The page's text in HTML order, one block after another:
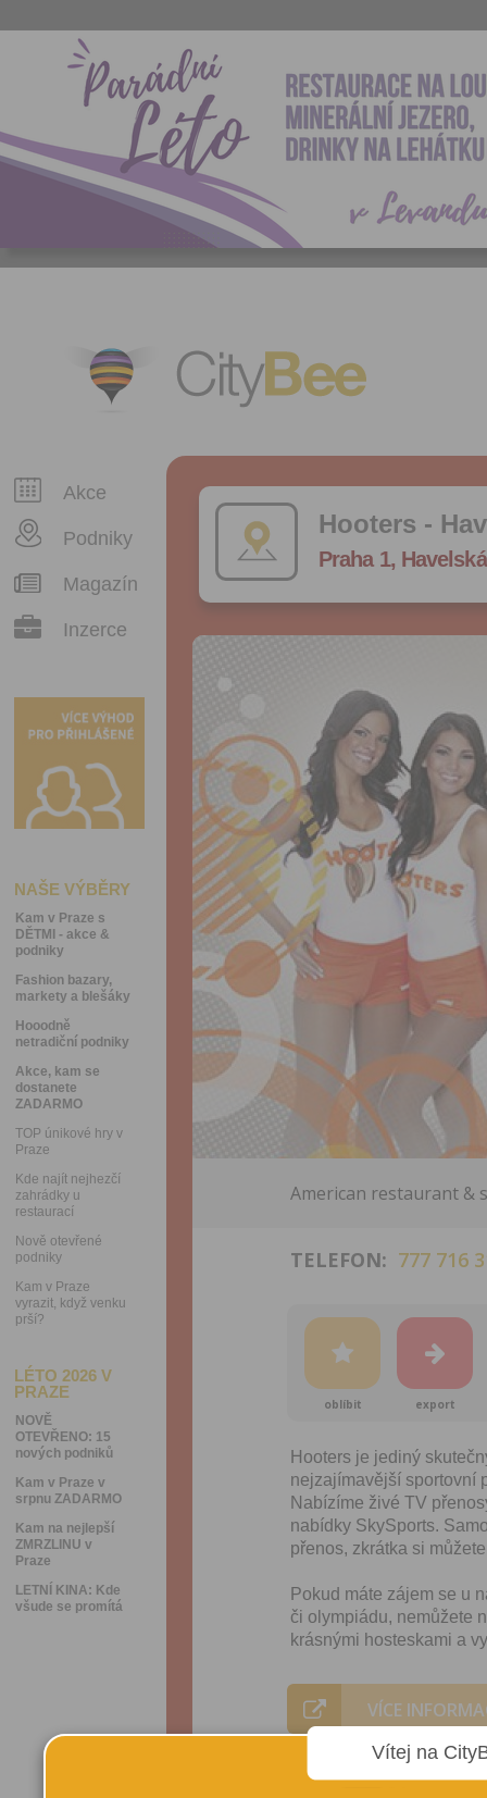
CityBee
Akce
Podniky
Magazín
Inzerce
NAŠE VÝBĚRY
Kam v Praze s
DĚTMI - akce &
podniky
Fashion bazary,
markety a blešáky
Hooodně
netradiční podniky
Akce, kam se
dostanete
ZADARMO
TOP únikové hry v
Praze
Kde najít nejhezčí
zahrádky u
restaurací
Nově otevřené
podniky
Kam v Praze
vyrazit, když venku
prší?
LÉTO 2026 V
PRAZE
NOVĚ
OTEVŘENO: 15
nových podniků
Kam v Praze v
srpnu ZADARMO
Kam na nejlepší
ZMRZLINU v
Praze
LETNÍ KINA: Kde
všude se promítá
Hooters -
Praha 1,
American restaurant &
TELEFON: 777 716
oblíbit export
Hooters je jediný
nejzajímavější sportovní
Nabízíme živé TV
nabídky SkySports.
přenos, zkrátka si
Pokud máte zájem se u
či olympiádu, nemůžete
krásnými hosteskami a
VÍCE
Vítej na